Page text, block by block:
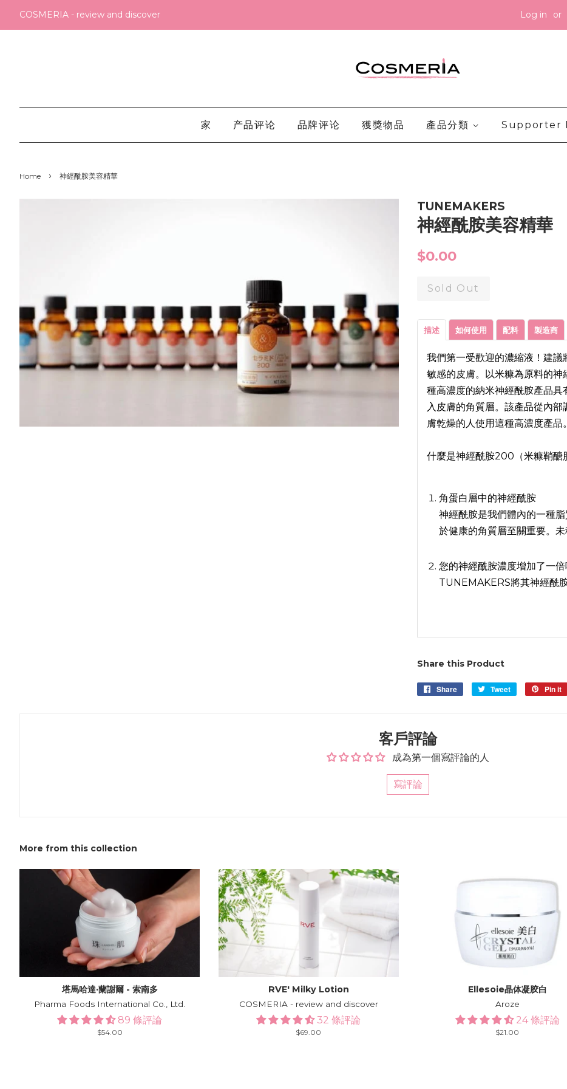
COSMERIA - review and discover Log in or
家 产品评论 品牌评论 獲獎物品 產品分類 Supporter
Home › 神經酰胺美容精華
TUNEMAKERS
神經酰胺美容精華
Regular
$0.00
Sold Out
描述 如何使用 配料 製造商
我們第一受歡迎的濃縮液！建
敏感的皮膚。以米糠為原料的
種高濃度的納米神經酰胺產品
入皮膚的角質層。該產品從內
膚乾燥的人使用這種高濃度產品。
什麼是神經酰胺200（米糠鞘醣
角蛋白層中的神經酰胺
神經酰胺是我們體內的一種
於健康的角質層至關重要。
您的神經酰胺濃度增加了一倍
TUNEMAKERS將其神經酰
Share this Product
Share
Share
Tweet
Tweet
Pin it
客戶評論
成為第一個寫評論的人
寫評論
More from this collection
塔馬哈達·蘭謝爾 - 索南多
Pharma Foods International Co., Ltd.
89 條評論
Regular
$54.00
RVE′ Milky Lotion
COSMERIA - review and discover
32 條評論
Regular
$69.00
Ellesoie晶体凝胶白
Aroze
24 條評論
Regular
$21.00